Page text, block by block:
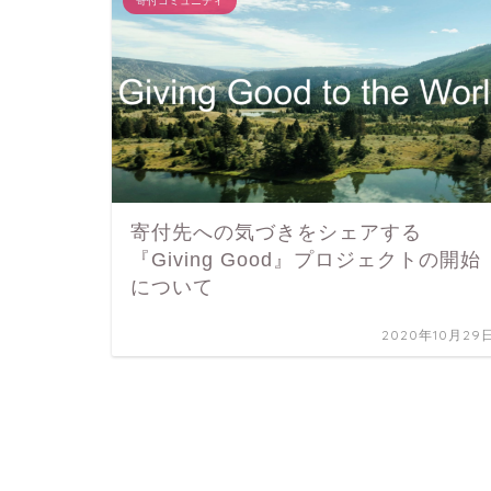
寄付先への気づきをシェアする
『Giving Good』プロジェクトの開始
について
2020年10月29